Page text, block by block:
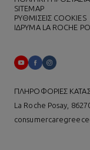
SITEMAP
ΡΥΘΜΙΣΕΙΣ COOKIES
ΙΔΡΥΜΑ LA ROCHE
ΠΛΗΡΟΦΟΡΙΕΣ
La Roche Posay,